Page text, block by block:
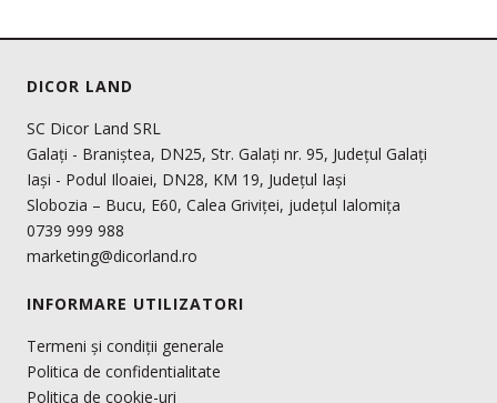
DICOR LAND
SC Dicor Land SRL
Galați - Braniștea, DN25, Str. Galați nr. 95, Județul Galați
Iași - Podul Iloaiei, DN28, KM 19, Județul Iași
Slobozia – Bucu, E60, Calea Griviței, județul Ialomița
0739 999 988
marketing@dicorland.ro
INFORMARE UTILIZATORI
Termeni și condiții generale
Politica de confidentialitate
Politica de cookie-uri